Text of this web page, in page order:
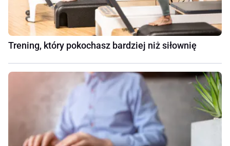
Trening, który pokochasz bardziej niż siłownię